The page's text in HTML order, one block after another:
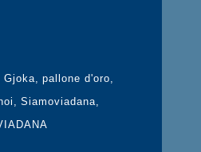
Gjoka pallone d'oro
Siamoviadana